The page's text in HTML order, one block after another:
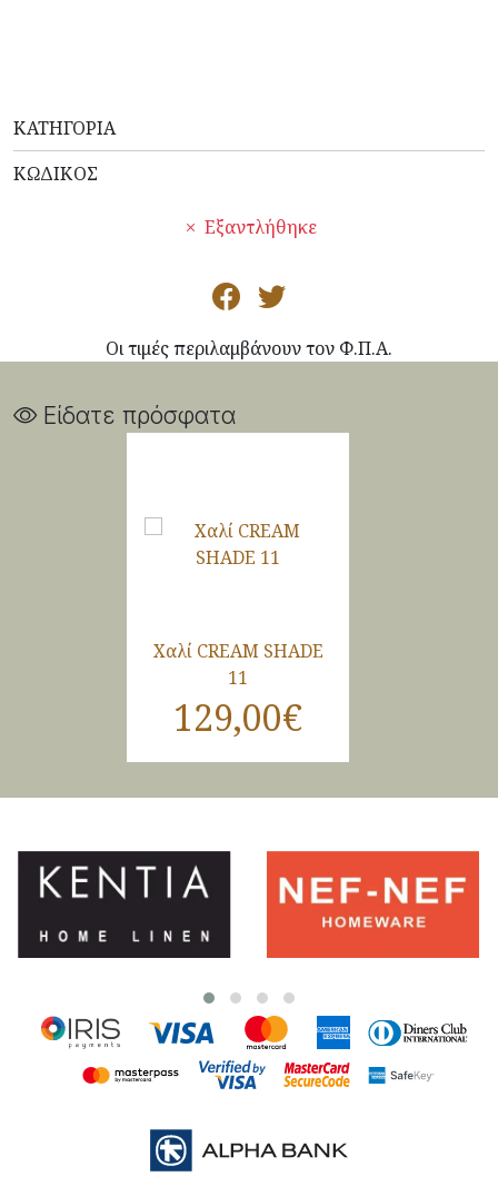
ΚΑΤΗΓΟΡΊΑ
ΚΩΔΙΚΌΣ
Εξαντλήθηκε
Οι τιμές περιλαμβάνουν τον Φ.Π.Α.
Είδατε πρόσφατα
Χαλί CREAM SHADE
11
129,00€